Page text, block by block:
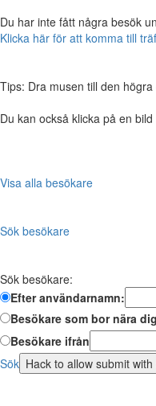
Du har inte fått några besök
Klicka här för att komma till
Tips: Dra musen till den
Du kan också klicka på en
Visa alla besökare
Sök besökare
Sök besökare:
Efter användarnamn:
Besökare som bor nära
Besökare ifrån
Sök